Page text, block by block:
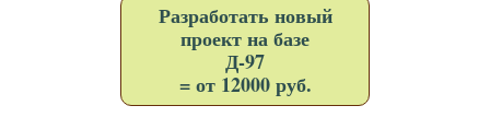
Разработать новый
проект на базе
Д-97
= от 12000 руб.